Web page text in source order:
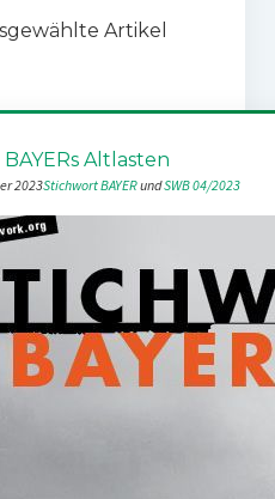
Artikel
Altlasten
2023Stichwort BAYER und SWB 04/2023